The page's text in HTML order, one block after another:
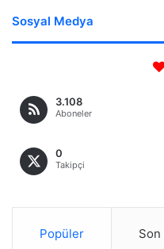
Sosyal Medya
3.108
Aboneler
0
Takipçi
Popüler Son